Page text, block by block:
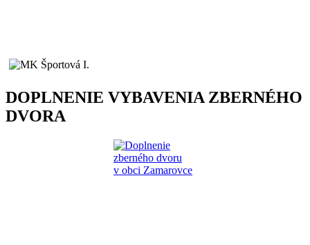
DOPLNENIE VYBAVENIA ZBERNÉHO
DVORA